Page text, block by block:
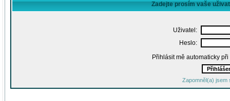
Zadejte prosím vaše
Uživatel:
Heslo:
Přihlásit mě automaticky
Zapomněl(a) jsem